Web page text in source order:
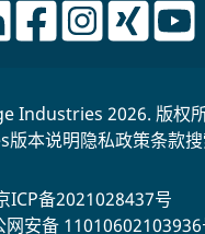
Industries 2026. 版权
版本说明隐私政策条款
ICP备2021028437号
网安备 11010602103936